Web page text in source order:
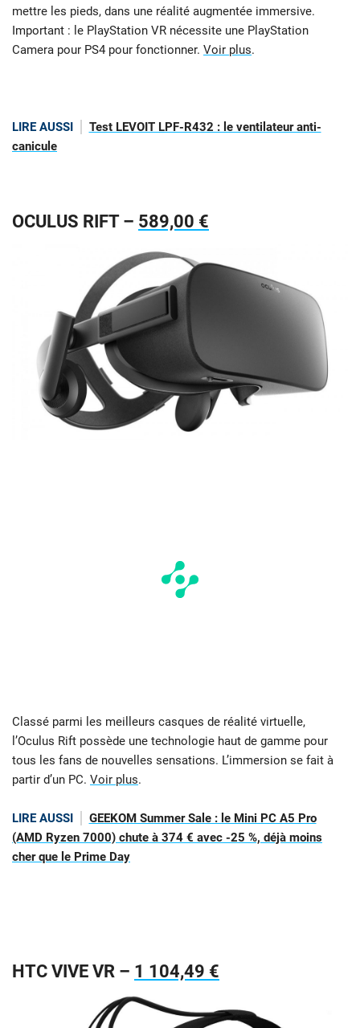
mettre les pieds, dans une réalité augmentée immersive.
Important : le PlayStation VR nécessite une PlayStation
Camera pour PS4 pour fonctionner. Voir plus.
LIRE AUSSI
Test LEVOIT LPF-R432 : le ventilateur anti-
canicule
OCULUS RIFT – 589,00 €
Classé parmi les meilleurs casques de réalité virtuelle,
l’Oculus Rift possède une technologie haut de gamme pour
tous les fans de nouvelles sensations. L’immersion se fait à
partir d’un PC. Voir plus.
LIRE AUSSI
GEEKOM Summer Sale : le Mini PC A5 Pro
(AMD Ryzen 7000) chute à 374 € avec -25 %, déjà moins
cher que le Prime Day
HTC VIVE VR – 1 104,49 €